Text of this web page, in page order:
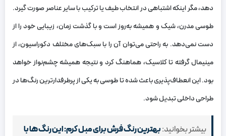
دهد، مگر اینکه اشتباهی در انتخاب طیف یا ترکیب با سایر عناصر صورت گیرد.
طوسی مدرن، شیک و همیشه به‌روز است و با گذشت زمان، زیبایی خود را از
دست نمی‌دهد. به راحتی می‌توان آن را با سبک‌های مختلف دکوراسیون، از
مینیمال گرفته تا کلاسیک، هماهنگ کرد و نتیجه همیشه چشم‌نواز خواهد
بود. این انعطاف‌پذیری باعث شده تا طوسی به یکی از پرطرفدارترین رنگ‌ها در
طراحی داخلی تبدیل شود.
بیشتر بخوانید:بهترین رنگ فرش برای مبل کرم: این رنگ ها با